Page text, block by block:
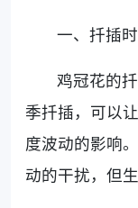
一、扦插
鸡冠花的
季扦插，可以
度波动的影响
动的干扰，但